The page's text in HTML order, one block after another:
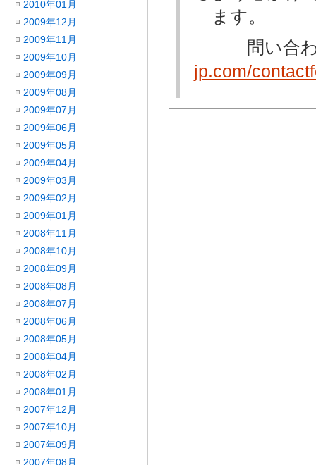
ます。
問い合わ
jp.com/
2010年01月
2009年12月
2009年11月
2009年10月
2009年09月
2009年08月
2009年07月
2009年06月
2009年05月
2009年04月
2009年03月
2009年02月
2009年01月
2008年11月
2008年10月
2008年09月
2008年08月
2008年07月
2008年06月
2008年05月
2008年04月
2008年02月
2008年01月
2007年12月
2007年10月
2007年09月
2007年08月